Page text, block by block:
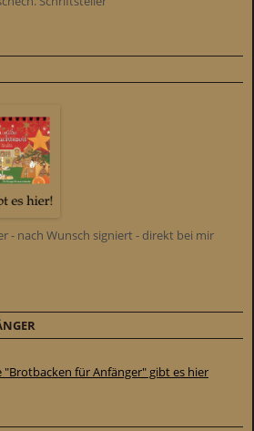
- nach Wunsch signiert - direkt bei mir
"Brotbacken für Anfänger" gibt es hier